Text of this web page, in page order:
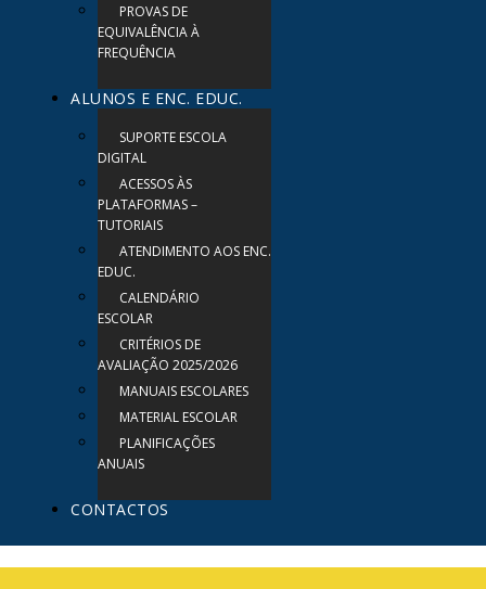
PROVAS DE
EQUIVALÊNCIA À
FREQUÊNCIA
ALUNOS E ENC. EDUC.
SUPORTE ESCOLA
DIGITAL
ACESSOS ÀS
PLATAFORMAS –
TUTORIAIS
ATENDIMENTO AOS ENC.
EDUC.
CALENDÁRIO
ESCOLAR
CRITÉRIOS DE
AVALIAÇÃO 2025/2026
MANUAIS ESCOLARES
MATERIAL ESCOLAR
PLANIFICAÇÕES
ANUAIS
CONTACTOS